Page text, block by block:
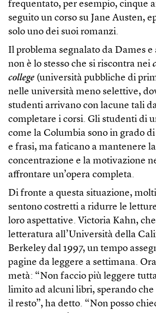
frequentato, per esempio, cinque
seguito un corso su Jane Austen,
solo uno dei suoi romanzi.
Il problema segnalato da Dames
non è lo stesso che si riscontra nei
college (università pubbliche di
nelle università meno selettive,
studenti arrivano con lacune tali
completare i corsi. Gli studenti di
come la Columbia sono in grado
e frasi, ma faticano a mantenere la
concentrazione e la motivazione
affrontare un’opera completa.
Di fronte a questa situazione,
sentono costretti a ridurre le
loro aspettative. Victoria Kahn,
letteratura all’Università della
Berkeley dal 1997, un tempo
pagine da leggere a settimana.
metà: “Non faccio più leggere tutta
limito ad alcuni libri, sperando che
il resto”, ha detto. “Non posso